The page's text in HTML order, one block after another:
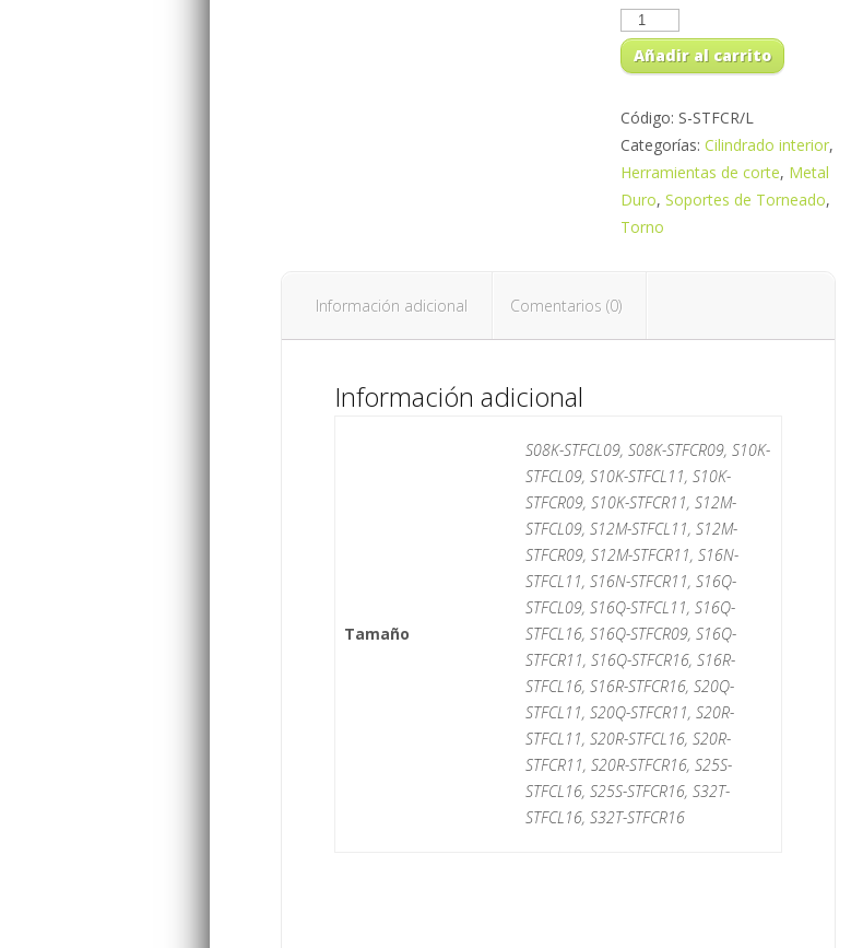
Añadir al carrito
Código: S-STFCR/L
Categorías: Cilindrado interior,
Herramientas de corte, Metal
Duro, Soportes de Torneado,
Torno
Información adicional Comentarios (0)
Información adicional
Tamaño
S08K-STFCL09, S08K-STFCR09, S10K-
STFCL09, S10K-STFCL11, S10K-
STFCR09, S10K-STFCR11, S12M-
STFCL09, S12M-STFCL11, S12M-
STFCR09, S12M-STFCR11, S16N-
STFCL11, S16N-STFCR11, S16Q-
STFCL09, S16Q-STFCL11, S16Q-
STFCL16, S16Q-STFCR09, S16Q-
STFCR11, S16Q-STFCR16, S16R-
STFCL16, S16R-STFCR16, S20Q-
STFCL11, S20Q-STFCR11, S20R-
STFCL11, S20R-STFCL16, S20R-
STFCR11, S20R-STFCR16, S25S-
STFCL16, S25S-STFCR16, S32T-
STFCL16, S32T-STFCR16